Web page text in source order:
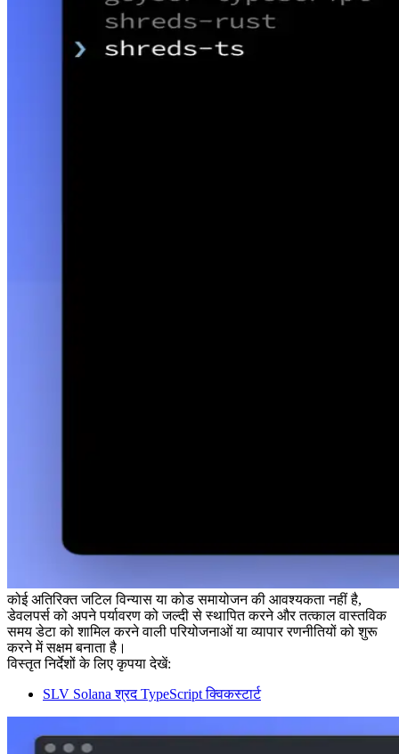
कोई अतिरिक्त जटिल विन्यास या कोड समायोजन की आवश्यकता नहीं है,
डेवलपर्स को अपने पर्यावरण को जल्दी से स्थापित करने और तत्काल वास्तविक
समय डेटा को शामिल करने वाली परियोजनाओं या व्यापार रणनीतियों को शुरू
करने में सक्षम बनाता है।
विस्तृत निर्देशों के लिए कृपया देखें:
SLV Solana श्रद TypeScript क्विकस्टार्ट